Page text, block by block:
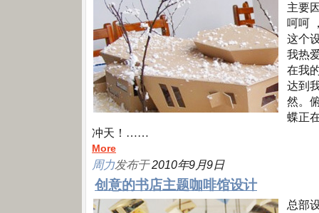
主要
呵呵
这个
我热
在我
达到
然。
蝶正
冲天！……
More
周力发布于 2010年9月9日
创意的书店主题咖啡馆设计
总部